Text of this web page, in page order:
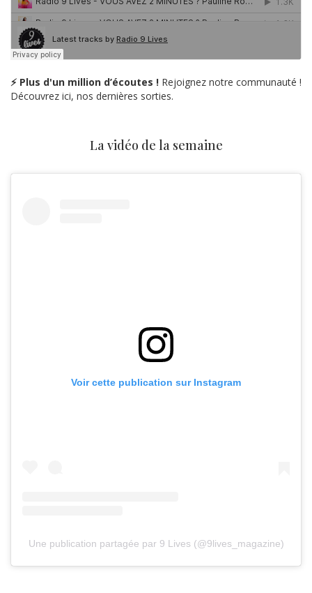
⚡ Plus d'un million d’écoutes ! Rejoignez notre communauté !
Découvrez ici, nos dernières sorties.
La vidéo de la semaine
Voir cette publication sur Instagram
Une publication partagée par 9 Lives (@9lives_magazine)